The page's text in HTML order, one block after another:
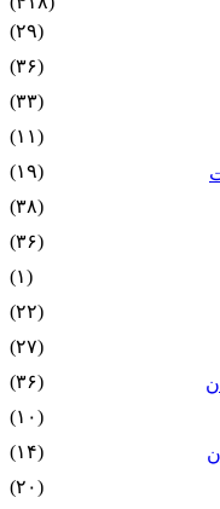
(۲۹)
(۳۶)
(۳۳)
(۱۱)
(۱۹)
(۳۸)
(۳۶)
(۱)
(۲۲)
(۲۷)
(۳۶)
(۱۰)
(۱۴)
(۲۰)